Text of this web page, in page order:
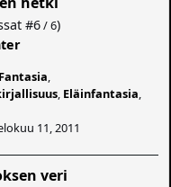
#6/ 6)
Fantasia
Eläinfantasia
11, 2011
veri